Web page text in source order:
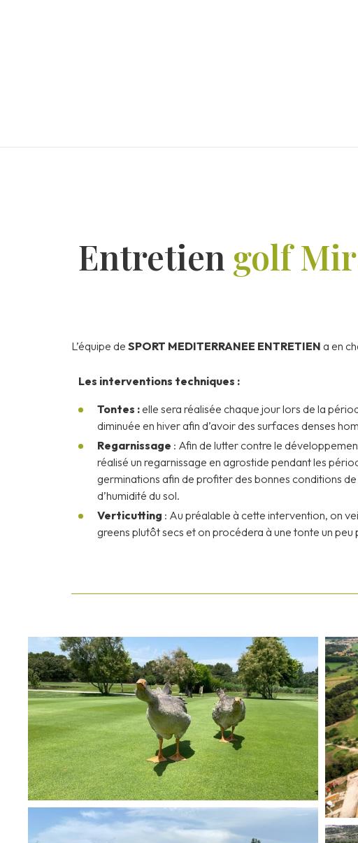
Entretien golf
L’équipe de SPORT MEDITERRANEE ENTRETIEN a en
Les interventions techniques :
Tontes :elle sera réalisée chaque jour lors de la
diminuée en hiver afin d’avoir des surfaces denses
Regarnissage : Afin de lutter contre le
réalisé un regarnissage en agrostide pendant les
germinations afin de profiter des bonnes conditions
d’humidité du sol.
Verticutting : Au préalable à cette intervention, on
greens plutôt secs et on procédera à une tonte un peu